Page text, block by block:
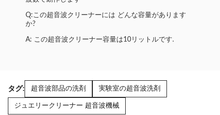
Q:この超音波クリーナーには どんな容量があります
か?
A: この超音波クリーナー容量は10リットルです.
タグ: 超音波部品の洗剤 実験室の超音波洗剤
ジュエリークリーナー 超音波機械